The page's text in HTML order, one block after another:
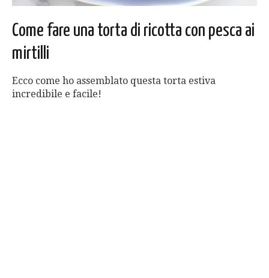
Come fare una torta di ricotta con pesca ai
mirtilli
Ecco come ho assemblato questa torta estiva
incredibile e facile!